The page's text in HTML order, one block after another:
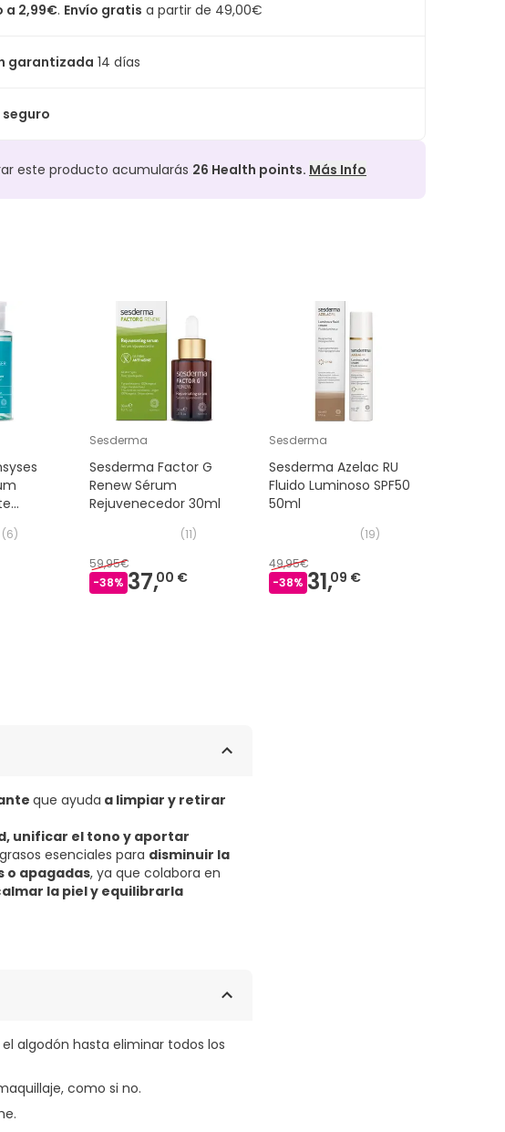
a 2,99€. Envío gratis a partir de 49,00€
garantizada 14 días
seguro
este producto acumularás 26 Health points. Más Info
(6)
Sesderma
Sesderma Factor G
Renew Sérum
Rejuvenecedor 30ml
(11)
59,95€
-38% 37,00 €
Sesderma
Sesderma Azelac RU
Fluido Luminoso SPF50
50ml
(19)
49,95€
-38% 31,09 €
que ayuda a limpiar y retirar
unificar el tono y aportar
esenciales para disminuir la
o apagadas, ya que colabora en
almar la piel y equilibrarla
algodón hasta eliminar todos los
como si no.